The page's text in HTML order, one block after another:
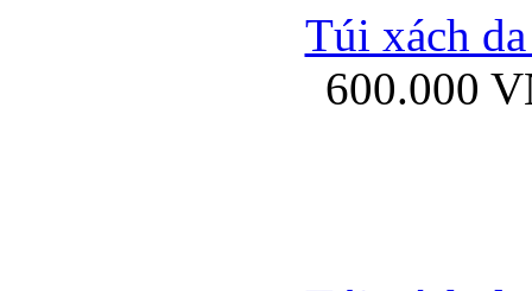
Túi xách
600.000